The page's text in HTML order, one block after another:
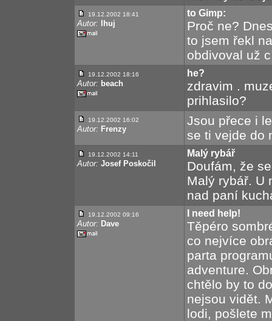
19.12.2002 18:41
Autor: Ihuj
to Gimp:
Proč ne?
to jsem řekl
obdivoval už
19.12.2002 18:16
Autor: beach
he?
zdravim .
prihlasilo?
19.12.2002 16:02
Autor: Frenzy
Jsou přece i
se ti vejde do
19.12.2002 14:11
Autor: Josef Poskočil
Malý rybář
Doufám, že
Malý rybář. U
nad paní
19.12.2002 09:16
Autor: Dave
I need help!
Těpéro
co nejvíce
parta
adventure.
chtělo by to
nejsou vidět.
lodi, pošlete